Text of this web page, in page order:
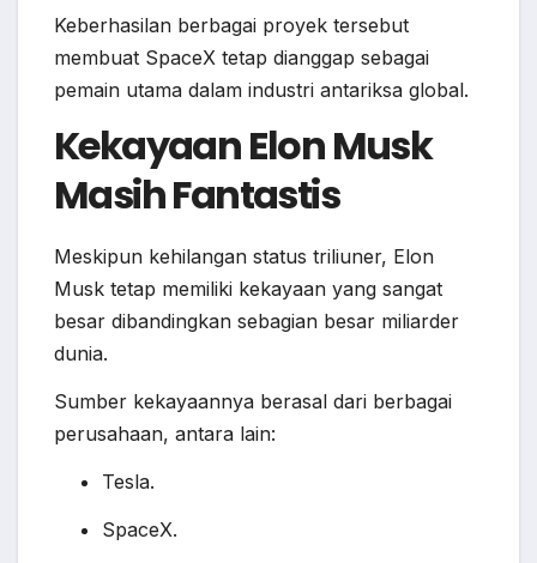
Keberhasilan berbagai proyek tersebut
membuat SpaceX tetap dianggap sebagai
pemain utama dalam industri antariksa global.
Kekayaan Elon Musk
Masih Fantastis
Meskipun kehilangan status triliuner, Elon
Musk tetap memiliki kekayaan yang sangat
besar dibandingkan sebagian besar miliarder
dunia.
Sumber kekayaannya berasal dari berbagai
perusahaan, antara lain:
Tesla.
SpaceX.